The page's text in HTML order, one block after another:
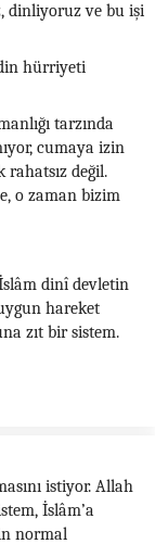
dinliyoruz ve bu işi
hürriyeti
tarzında
cumaya izin
değil.
o zaman bizim
dinî devletin
hareket
zıt bir sistem.
istiyor. Allah
İslâm’a
normal